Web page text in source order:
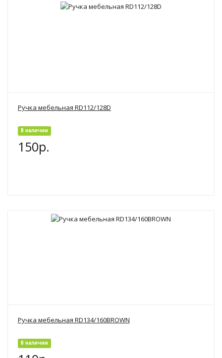
Ручка мебельная RD112/128D
В наличии
150р.
Ручка мебельная RD134/160BROWN
В наличии